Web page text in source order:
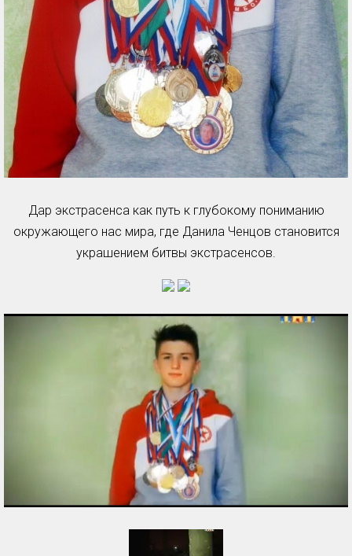
Дар экстрасенса как путь к глубокому пониманию
окружающего нас мира, где Данила Ченцов становится
украшением битвы экстрасенсов.